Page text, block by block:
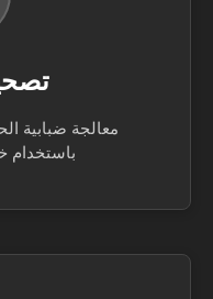
معالجة ضبابية
باستخدام